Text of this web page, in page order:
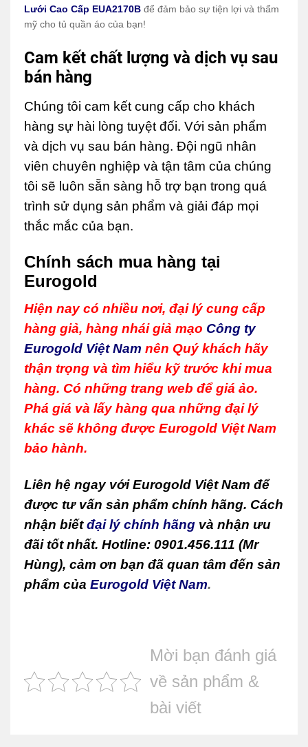
Lưới Cao Cấp EUA2170B để đảm bảo sự tiện lợi và thẩm
mỹ cho tủ quần áo của bạn!
Cam kết chất lượng và dịch vụ sau
bán hàng
Chúng tôi cam kết cung cấp cho khách
hàng sự hài lòng tuyệt đối. Với sản phẩm
và dịch vụ sau bán hàng. Đội ngũ nhân
viên chuyên nghiệp và tận tâm của chúng
tôi sẽ luôn sẵn sàng hỗ trợ bạn trong quá
trình sử dụng sản phẩm và giải đáp mọi
thắc mắc của bạn.
Chính sách mua hàng tại
Eurogold
Hiện nay có nhiều nơi, đại lý cung cấp
hàng giả, hàng nhái giả mạo Công ty
Eurogold Việt Nam nên Quý khách hãy
thận trọng và tìm hiểu kỹ trước khi mua
hàng. Có những trang web để giá ảo.
Phá giá và lấy hàng qua những đại lý
khác sẽ không được Eurogold Việt Nam
bảo hành.
Liên hệ ngay với Eurogold Việt Nam để
được tư vấn sản phẩm chính hãng. Cách
nhận biết đại lý chính hãng và nhận ưu
đãi tốt nhất. Hotline: 0901.456.111 (Mr
Hùng), cảm ơn bạn đã quan tâm đến sản
phẩm của Eurogold Việt Nam.
Mời bạn đánh giá
về sản phẩm &
bài viết